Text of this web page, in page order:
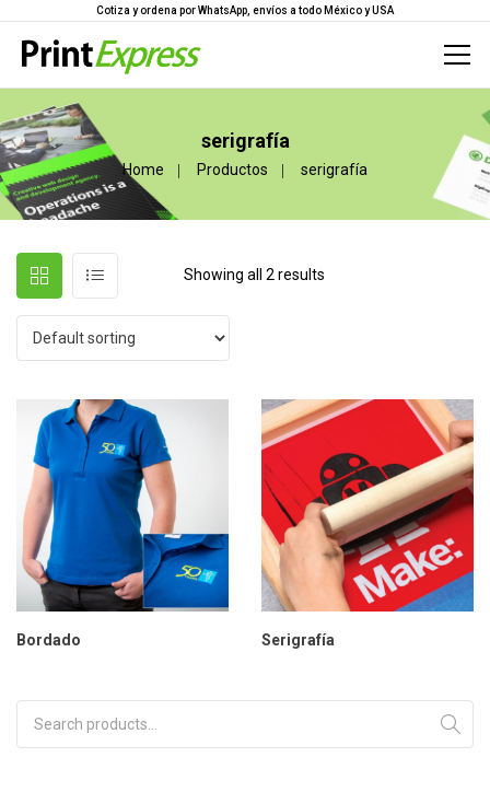
Cotiza y ordena por WhatsApp, envíos a todo México y USA
serigrafía
Home Productos serigrafía
Showing all 2 results
Bordado Serigrafía